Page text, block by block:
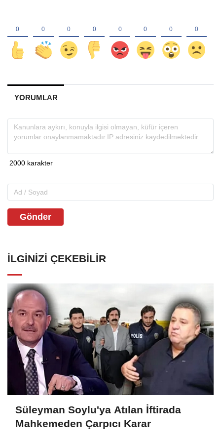
YORUMLAR
Gönder
İLGINIZI ÇEKEBILIR
Süleyman Soylu'ya Atılan İftirada
Mahkemeden Çarpıcı Karar